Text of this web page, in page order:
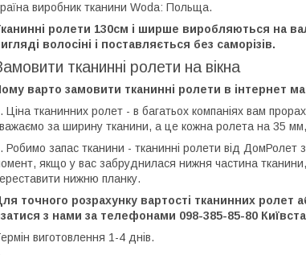
виробник тканини Woda: Польща.
ролети 130см і ширше виробляються на
волосіні і поставляється без саморізів.
тканинні ролети на вікна
варто замовити тканинні ролети в інтернет
Ціна тканинних ролет - в багатьох компаніях вам
за ширину тканини, а це кожна ролета на 35
Робимо запас тканини - тканинні ролети від
якщо у вас забруднилася нижня частина тканини,
нижню планку.
точного розрахунку вартості тканинних
з нами за телефонами 098-385-85-80
виготовлення 1-4 днів.